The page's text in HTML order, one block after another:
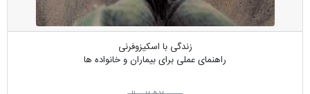
زندگی با اسکیزوفرنی
راهنمای عملی برای بیماران و خانواده ها